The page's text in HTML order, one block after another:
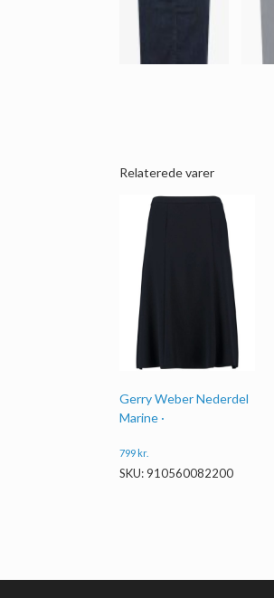
Relaterede varer
Gerry Weber Nederdel
Marine ·
799kr.
SKU: 910560082200